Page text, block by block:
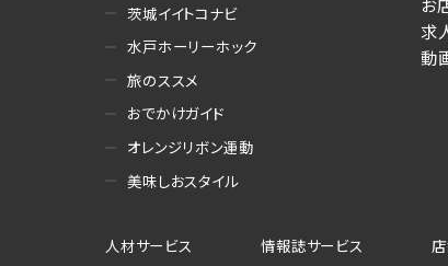
茨城イイトコナビ
水戸ホーリーホック
旅のススメ
おでかけガイド
オレンジリボン運動
美味しおスタイル
求
動
人材サービス 情報誌サービス